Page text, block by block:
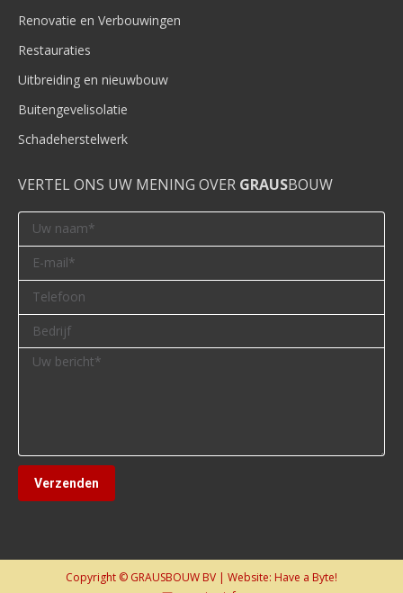
Renovatie en Verbouwingen
Restauraties
Uitbreiding en nieuwbouw
Buitengevelisolatie
Schadeherstelwerk
VERTEL ONS UW MENING OVER GRAUSBOUW
Copyright © GRAUSBOUW BV | Website: Have a Byte!